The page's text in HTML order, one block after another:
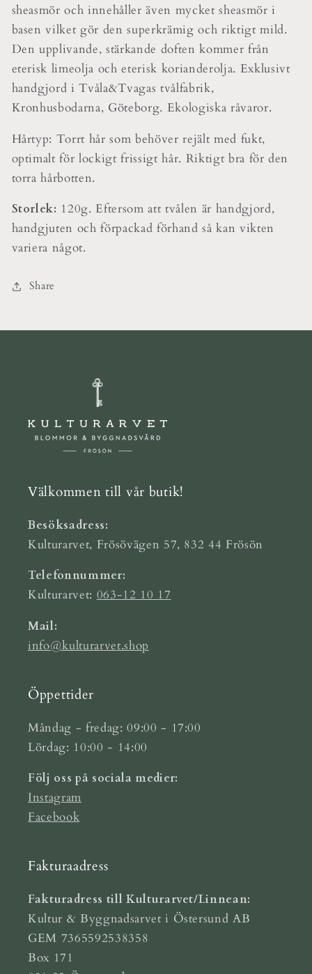
sheasmör och innehåller även mycket sheasmör i
basen vilket gör den superkrämig och riktigt mild.
Den upplivande, stärkande doften kommer från
eterisk limeolja och eterisk korianderolja. Exklusivt
handgjord i Tvåla&Tvagas tvålfabrik,
Kronhusbodarna, Göteborg. Ekologiska råvaror.
Hårtyp: Torrt hår som behöver rejält med fukt,
optimalt för lockigt frissigt hår. Riktigt bra för den
torra hårbotten.
Storlek: 120g. Eftersom att tvålen är handgjord,
handgjuten och förpackad förhand så kan vikten
variera något.
Share
Välkommen till vår butik!
Besöksadress:
Kulturarvet, Frösövägen 57, 832 44 Frösön
Telefonnummer:
Kulturarvet: 063-12 10 17
Mail:
info@kulturarvet.shop
Öppettider
Måndag - fredag: 09:00 - 17:00
Lördag: 10:00 - 14:00
Följ oss på sociala medier:
Instagram
Facebook
Fakturaadress
Fakturadress till Kulturarvet/Linnean:
Kultur & Byggnadsarvet i Östersund AB
GEM 7365592538358
Box 171